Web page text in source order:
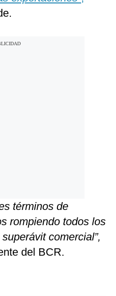
términos de
rompiendo todos los
comercial”,
del BCR.